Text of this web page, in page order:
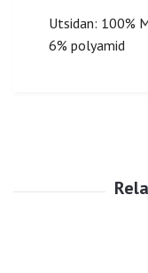
Utsidan: 100%
6% polyamid